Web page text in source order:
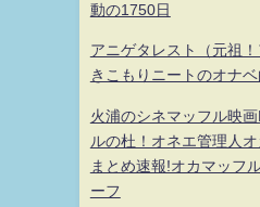
動の1750日
アニゲタレスト（元祖
きこもりニートのオナ
火浦のシネマッフル映
ルの杜！オネエ管理人
まとめ速報!オカマッフ
ーフ